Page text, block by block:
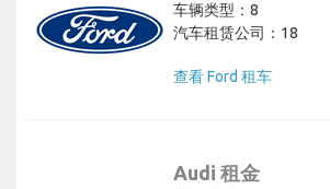
车辆类型：8
汽车租赁公司：18
查看 Ford 租车
Audi 租金